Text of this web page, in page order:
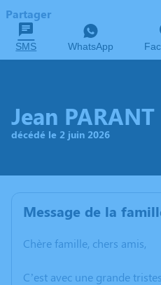
Partager
SMS WhatsApp
Jean PARANT
décédé le 2 juin 2026
Message de la
Chère famille, chers amis,
C’est avec une grande